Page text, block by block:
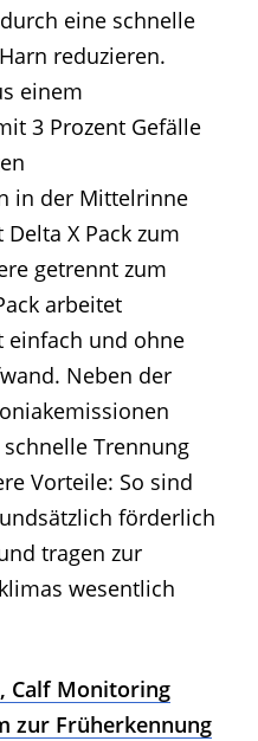
eine schnelle
reduzieren.
einem
3 Prozent Gefälle
in der Mittelrinne
X Pack zum
getrennt zum
arbeitet
und ohne
Neben der
Trennung
Vorteile: So sind
förderlich
tragen zur
wesentlich
Calf Monitoring
zur Früherkennung